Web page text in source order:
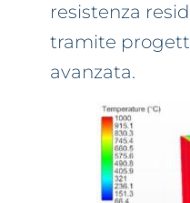
resistenza
tramite
avanzata.